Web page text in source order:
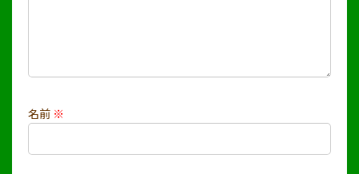
名前 ※